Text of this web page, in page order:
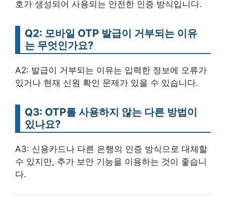
호가 생성되어 사용되는 안전한 인증 방식입니다.
Q2: 모바일 OTP 발급이 거부되는 이유
는 무엇인가요?
A2: 발급이 거부되는 이유는 입력한 정보에 오류가
있거나 현재 신원 확인 문제가 있을 수 있습니다.
Q3: OTP를 사용하지 않는 다른 방법이
있나요?
A3: 신용카드나 다른 은행의 인증 방식으로 대체할
수 있지만, 추가 보안 기능을 이용하는 것이 좋습니
다.